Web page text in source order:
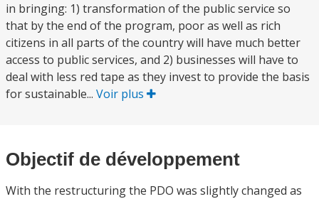
in bringing: 1) transformation of the public service so
that by the end of the program, poor as well as rich
citizens in all parts of the country will have much better
access to public services, and 2) businesses will have to
deal with less red tape as they invest to provide the basis
for sustainable... Voir plus
Objectif de développement
With the restructuring the PDO was slightly changed as